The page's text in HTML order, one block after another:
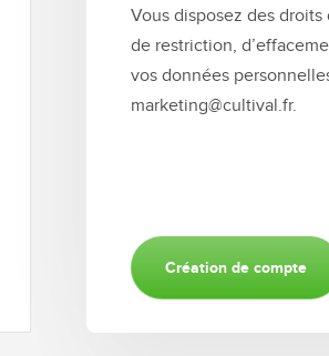
Vous disposez des droits
de restriction,
vos données
marketing@cultival.fr.
Création de compte